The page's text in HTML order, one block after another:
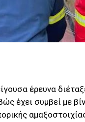
έρευνα
έχει συμβεί με